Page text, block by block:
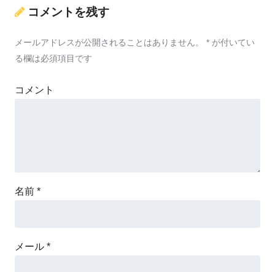
コメントを残す
メールアドレスが公開されることはありません。 * が付いてい
る欄は必須項目です
コメント
名前 *
メール *